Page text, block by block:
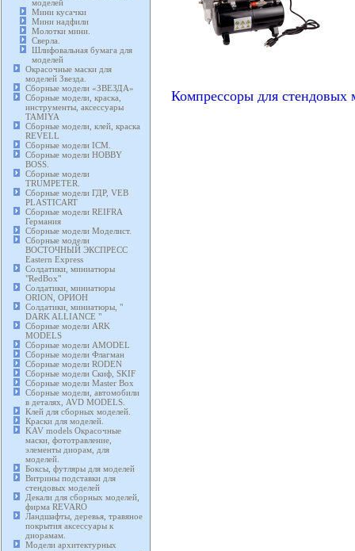
моделей
Мини кусачки
Мини надфили
Молотки мини.
Сверла.
Шлифовальная бумага для
моделей
Окрасочные маски для
моделей Звезда.
Сборные модели «ЗВЕЗДА»
Сборные модели, краска,
инструменты, аксессуары
TAMIYA
Сборные модели, клей, краска
REVELL
Сборные модели ICM.
Сборные модели HOBBY
BOSS.
Сборные модели
TRUMPETER.
Сборные модели ГДР, VEB
PLASTICART
Сборные модели REIFRA
Германия
Сборные модели Моделист.
Сборные модели
ВОСТОЧНЫЙ ЭКСПРЕСС
Eastern Express
Солдатики, миниатюры
"RedBox"
Солдатики, миниатюры
ORION, ОРИОН
Солдатики, миниатюры, "
DARK ALLIANCE "
Сборные модели ARK
MODELS
Сборные модели AMODEL
Сборные модели Флагман
Сборные модели RODEN
Сборные модели Скиф, SKIF
Сборные модели Master Box
Сборные модели, автомобили
в деталях, AVD MODELS.
Клей для сборных моделей.
Краски для моделей.
KAV models Окрасочные
маски, фототравление,
элементы диорам, для
моделей.
Боксы, футляры для моделей
Витрины подставки для
стендовых моделей
Декали для сборных моделей,
фирма REVARO
Ландшафты, деревья, травяное
покрытия аксессуары к
диорамам.
Модели архитектурных
Компрессоры для стендовых